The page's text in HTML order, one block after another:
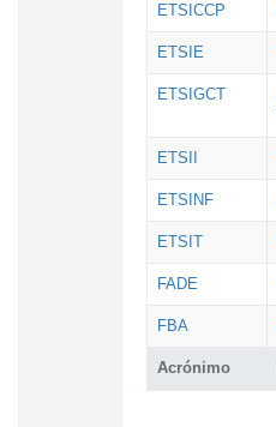
Acrónimo
ETSICCP
ETSIE
ETSIGCT
ETSII
ETSINF
ETSIT
FADE
FBA